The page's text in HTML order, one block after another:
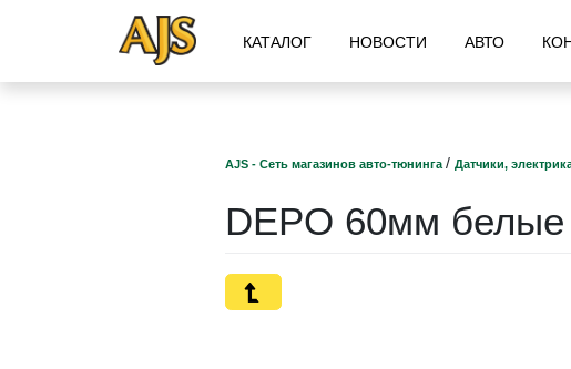
КАТАЛОГ НОВОСТИ АВТО
AJS - Сеть магазинов авто-тюнинга / Датчики,
DEPO 60мм белые